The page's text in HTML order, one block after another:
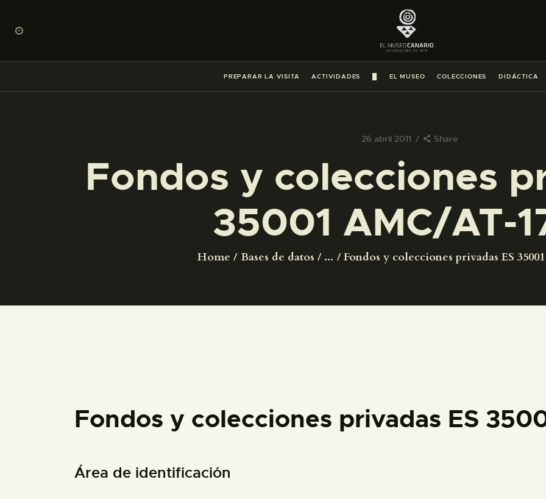
PREPARAR LA VISITA ACTIVIDADES EL MUSEO COLECCIONES DIDÁCTICA
26 abril 2011 Share
Fondos y colecciones
35001 AMC/AT-
Home Bases de datos ... Fondos y colecciones privadas ES
PREPARAR LA VISITA
ACTIVIDADES
█
COLECCIONES
DIDÁCTICA
ESPAÑOL
Fondos y colecciones privadas ES
Área de identificación